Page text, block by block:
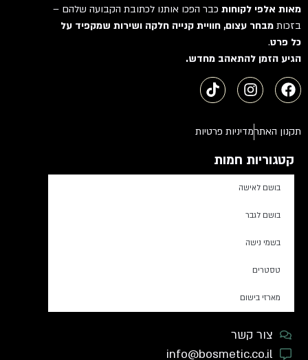
מאות אלפי לקוחותכבר הפכו אותנו לכתובת הקבועה שלהם –
בזכותמבחר עצום, חוויית קנייה חלקה ושירות שמקפיד על
כל פרט.
הגיע הזמן להתאהב מחדש.
תקנון האתרמדיניות פרטיות
קטגוריות חמות
בושם לאישה
בושם לגבר
בשמי נישה
טסטרים
מארזי בישום
צור קשר
info@bosmetic.co.il